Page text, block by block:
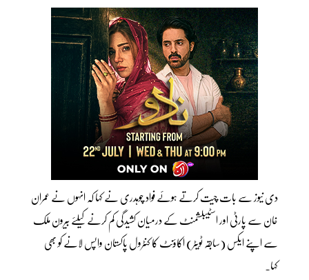
دی نیوز سے بات چیت کرتے ہوئے فواد چوہدری نے کہا کہ انہوں نے عمران
خان سے پارٹی اور اسٹیبلشمنٹ کے درمیان کشیدگی کم کرنے کیلئے بیرون ملک
سے اپنے ایکس (سابقہ ٹویٹر) اکاؤنٹ کا کنٹرول پاکستان واپس لانے کو بھی
کہا۔